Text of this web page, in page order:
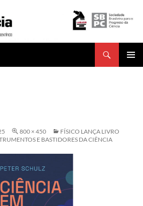
800 × 450
FÍSICO LANÇA LIVRO
E BASTIDORES DA CIÊNCIA